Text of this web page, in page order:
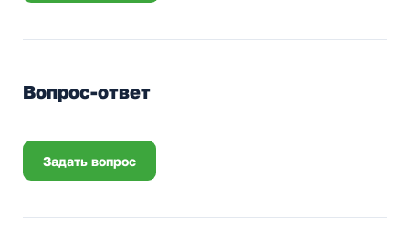
Вопрос-ответ
Задать вопрос